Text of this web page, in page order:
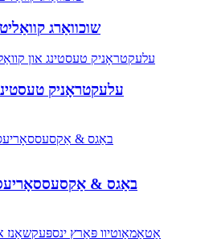
שוכוואַרג
עלעקטראָניק
באַגס &